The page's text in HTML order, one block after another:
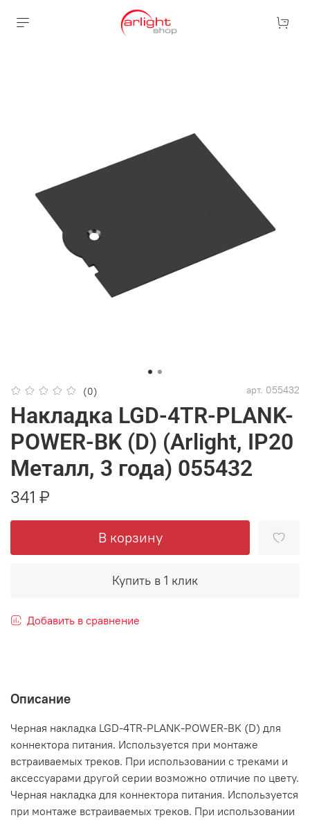
(0) арт. 055432
Накладка LGD-4TR-PLANK-
POWER-BK (D) (Arlight, IP20
Металл, 3 года) 055432
341 ₽
В корзину
Купить в 1 клик
Добавить в сравнение
Описание
Черная накладка LGD-4TR-PLANK-POWER-BK (D) для
коннектора питания. Используется при монтаже
встраиваемых треков. При использовании с треками и
аксессуарами другой серии возможно отличие по цвету.
Черная накладка для коннектора питания. Используется
при монтаже встраиваемых треков. При использовании